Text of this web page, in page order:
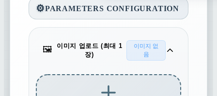
⚙️PARAMETERS CONFIGURATION
🖼️
이미지 업로드 (최대 1
장)
이미지 없
음